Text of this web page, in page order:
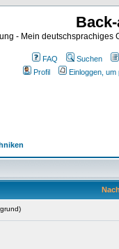
- Mein
FAQ Suchen
Profil
Einloggen,